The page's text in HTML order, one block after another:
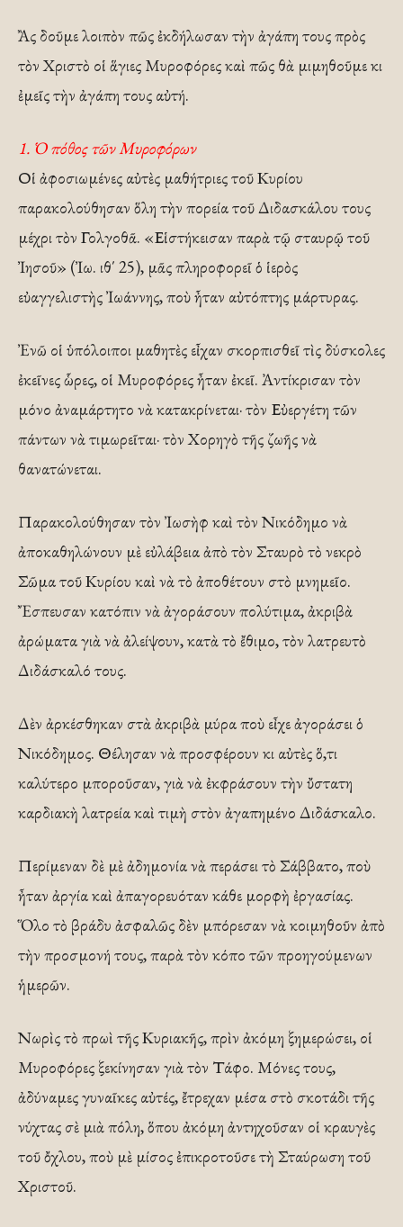
Ἂς δοῦμε λοιπὸν πῶς ἐκδήλω­σαν τὴν ἀγάπη τους πρὸς
τὸν Χρι­στὸ οἱ ἅγιες Μυροφόρες καὶ πῶς θὰ μιμηθοῦμε κι
ἐμεῖς τὴν ἀγάπη τους αὐτή.
1. Ὁ πόθος τῶν Μυροφόρων
Οἱ ἀφοσιωμένες αὐτὲς μαθήτριες τοῦ Κυρίου
παρακολούθησαν ὅλη τὴν πορεία τοῦ Διδασκάλου τους
μέχρι τὸν Γολγοθᾶ. «Εἱστήκεισαν παρὰ τῷ σταυρῷ τοῦ
Ἰησοῦ» (Ἰω. ιθ΄ 25), μᾶς πληροφορεῖ ὁ ἱερὸς
εὐαγγελιστὴς Ἰωάννης, ποὺ ἦταν αὐτόπτης μάρτυρας.
Ἐνῶ οἱ ὑπόλοιποι μαθητὲς εἶχαν σκορπισθεῖ τὶς δύσκολες
ἐκεῖνες ὧρες, οἱ Μυροφόρες ἦταν ἐκεῖ. Ἀντίκρισαν τὸν
μόνο ἀναμάρτητο νὰ κατακρίνεται· τὸν Εὐεργέτη τῶν
πάντων νὰ τιμωρεῖται· τὸν Χορηγὸ τῆς ζωῆς νὰ
θανατώνεται.
Παρακολούθησαν τὸν Ἰωσὴφ καὶ τὸν Νικόδημο νὰ
ἀποκαθηλώνουν μὲ εὐλάβεια ἀπὸ τὸν Σταυρὸ τὸ νεκρὸ
Σῶμα τοῦ Κυρίου καὶ νὰ τὸ ἀποθέτουν στὸ μνημεῖο.
Ἔσπευσαν κατόπιν νὰ ἀγοράσουν πολύτιμα, ἀκριβὰ
ἀρώματα γιὰ νὰ ἀλείψουν, κατὰ τὸ ἔθιμο, τὸν λατρευτὸ
Διδάσκαλό τους.
Δὲν ἀρκέσθηκαν στὰ ἀκριβὰ μύρα ποὺ εἶχε ἀγοράσει ὁ
Νικόδημος. Θέλησαν νὰ προσφέρουν κι αὐτὲς ὅ,τι
καλύτερο μποροῦσαν, γιὰ νὰ ἐκφράσουν τὴν ὔστατη
καρδιακὴ λατρεία καὶ τιμὴ στὸν ἀγαπημένο Διδάσκαλο.
Περίμεναν δὲ μὲ ἀδημονία νὰ περάσει τὸ Σάββατο, ποὺ
ἦταν ἀργία καὶ ἀπαγορευόταν κάθε μορφὴ ἐργασίας.
Ὅλο τὸ βράδυ ἀσφαλῶς δὲν μπόρεσαν νὰ κοιμηθοῦν ἀπὸ
τὴν προσμονή τους, παρὰ τὸν κόπο τῶν προηγούμενων
ἡμερῶν.
Νωρὶς τὸ πρωὶ τῆς Κυριακῆς, πρὶν ἀκόμη ξημερώσει, οἱ
Μυροφόρες ξεκίνησαν γιὰ τὸν Τάφο. Μόνες τους,
ἀδύναμες γυναῖκες αὐ­τές, ἔτρεχαν μέσα στὸ σκοτάδι τῆς
νύχτας σὲ μιὰ πόλη, ὅπου ἀκόμη ἀντηχοῦσαν οἱ κραυγὲς
τοῦ ὄχλου, ποὺ μὲ μίσος ἐπικροτοῦσε τὴ Σταύρωση τοῦ
Χριστοῦ.